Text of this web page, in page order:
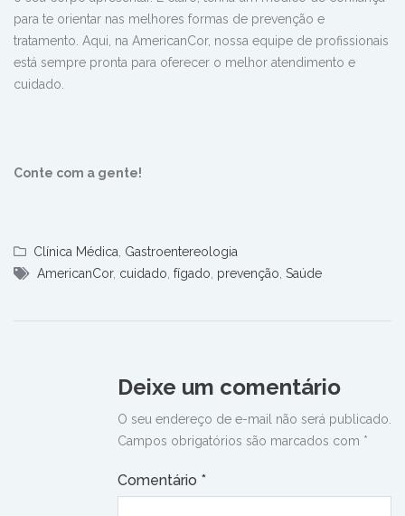
para te orientar nas melhores formas de prevenção e
tratamento. Aqui, na AmericanCor, nossa equipe de profissionais
está sempre pronta para oferecer o melhor atendimento e
cuidado.
Conte com a gente!
Clínica Médica Gastroentereologia
AmericanCor, cuidado fígado prevenção Saúde
Deixe um comentário
O seu endereço de e-mail não será publicado.
Campos obrigatórios são marcados com *
Comentário *